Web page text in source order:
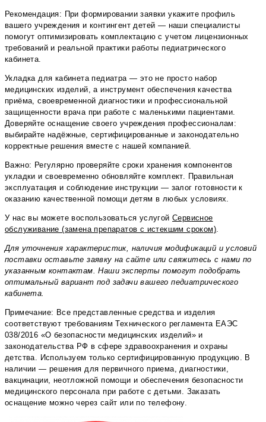
Рекомендация: При формировании заявки укажите профиль
вашего учреждения и контингент детей — наши специалисты
помогут оптимизировать комплектацию с учетом лицензионных
требований и реальной практики работы педиатрического
кабинета.
Укладка для кабинета педиатра — это не просто набор
медицинских изделий, а инструмент обеспечения качества
приёма, своевременной диагностики и профессиональной
защищенности врача при работе с маленькими пациентами.
Доверяйте оснащение своего учреждения профессионалам:
выбирайте надёжные, сертифицированные и законодательно
корректные решения вместе с нашей компанией.
Важно: Регулярно проверяйте сроки хранения компонентов
укладки и своевременно обновляйте комплект. Правильная
эксплуатация и соблюдение инструкции — залог готовности к
оказанию качественной помощи детям в любых условиях.
У нас вы можете воспользоваться услугой Сервисное
обслуживание (замена препаратов с истекшим сроком)
Для уточнения характеристик, наличия модификаций и условий
поставки оставьте заявку на сайте или свяжитесь с нами по
указанным контактам. Наши эксперты помогут подобрать
оптимальный вариант под задачи вашего педиатрического
кабинета.
Примечание: Все представленные средства и изделия
соответствуют требованиям Технического регламента ЕАЭС
038/2016 «О безопасности медицинских изделий» и
законодательства РФ в сфере здравоохранения и охраны
детства. Используем только сертифицированную продукцию. В
наличии — решения для первичного приема, диагностики,
вакцинации, неотложной помощи и обеспечения безопасности
медицинского персонала при работе с детьми. Заказать
оснащение можно через сайт или по телефону.